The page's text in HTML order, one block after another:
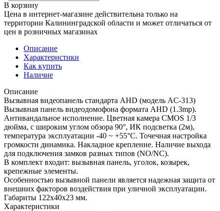
В корзину
Цена в интернет-магазине действительна только на
территории Калининградской области и может отличаться от
цен в розничных магазинах
Описание
Характеристики
Как купить
Наличие
Описание
Вызывная видеопанель стандарта AHD (модель AC-313)
Вызывная панель видеодомофона формата AHD (1.3mp).
Антивандальное исполнение. Цветная камера CMOS 1/3
дюйма, с широким углом обзора 90°, ИК подсветка (2м),
температура эксплуатации -40 ~ +55°С. Точечная настройка
громкости динамика. Накладное крепление. Наличие выхода
для подключения замков разных типов (NO/NC).
В комплект входит: вызывная панель, уголок, козырек,
крепежные элементы.
Особенностью вызывной панели является надежная защита от
внешних факторов воздействия при уличной эксплуатации.
Габариты 122х40х23 мм.
Характеристики